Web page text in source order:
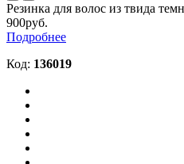
Резинка для волос из твида
900руб.
Подробнее
Код: 136019